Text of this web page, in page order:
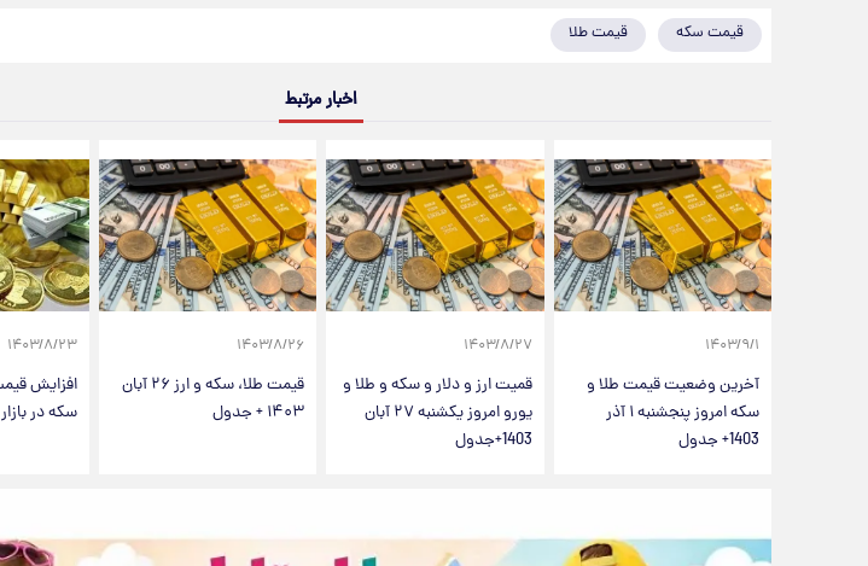
قیمت سکه قیمت طلا
اخبار مرتبط
۱۴۰۳/۹/۱
آخرین وضعیت قیمت طلا و
سکه امروز پنجشنبه ۱ آذر
1403+ جدول
۱۴۰۳/۸/۲۷
قمیت ارز و دلار و سکه و طلا و
یورو امروز یکشنبه ۲۷ آبان
1403+جدول
۱۴۰۳/۸/۲۶
قیمت طلا، سکه و ارز ۲۶ آبان
۱۴۰۳ + جدول
۱۴۰۳/۸/۲۳
سکه در بازار